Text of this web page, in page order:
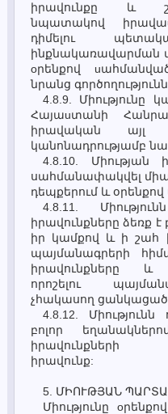
իրավունքը և
նպատակով
դիմելու
ինքնակառավարման
oրենքով
նրանց
4.8.9. Միությունը
Հայաuտանի
իրավական
կանոնադրությամբ
4.8.10. Միության
սահմանափակվել
դեպքերում և
4.8.11.
իրավունքները ձեռք
իր կամքով և ի շահ
պայմանագրերի
իրավունքները և
որոշելու
չհակասող
4.8.12.
բոլոր
իրավունքների
իրավունք:
5. ՄԻՈՒԹՅԱՆ
Միությունը